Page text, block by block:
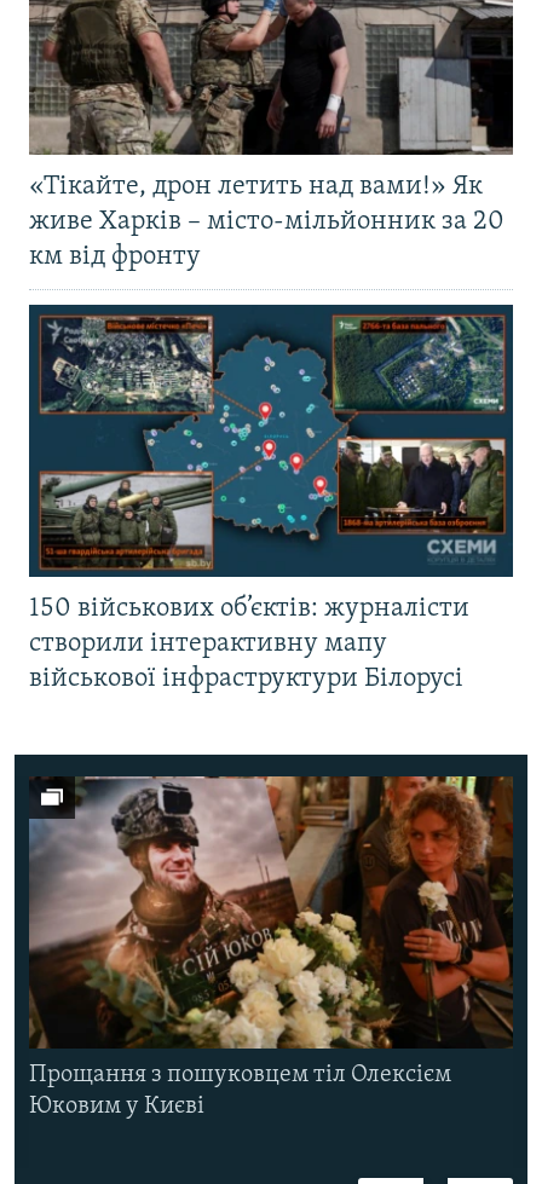
«Тікайте, дрон летить над вами!» Як
живе Харків – місто-мільйонник за 20
км від фронту
150 військових об’єктів: журналісти
створили інтерактивну мапу
військової інфраструктури Білорусі
Прощання з пошуковцем тіл Олексієм
Юковим у Києві